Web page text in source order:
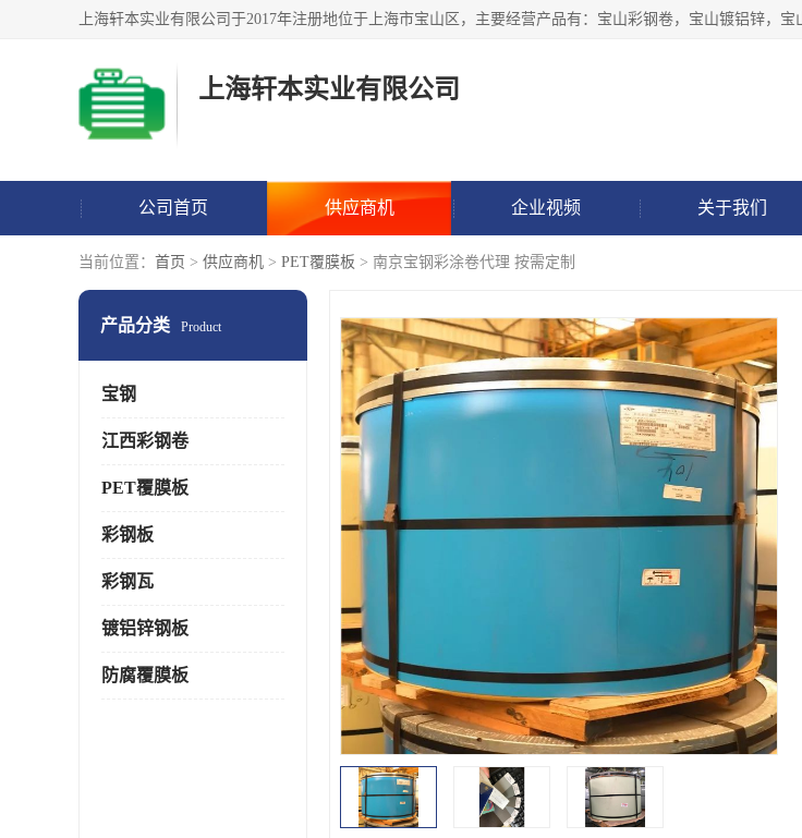
上海轩本实业有限公司
公司首页 供应商机 企业视频 关于我们
当前位置： 首页 > 供应商机 > PET覆膜板 > 南京宝钢彩涂卷代理 按需定制
产品分类 Product
宝钢
江西彩钢卷
PET覆膜板
彩钢板
彩钢瓦
镀铝锌钢板
防腐覆膜板